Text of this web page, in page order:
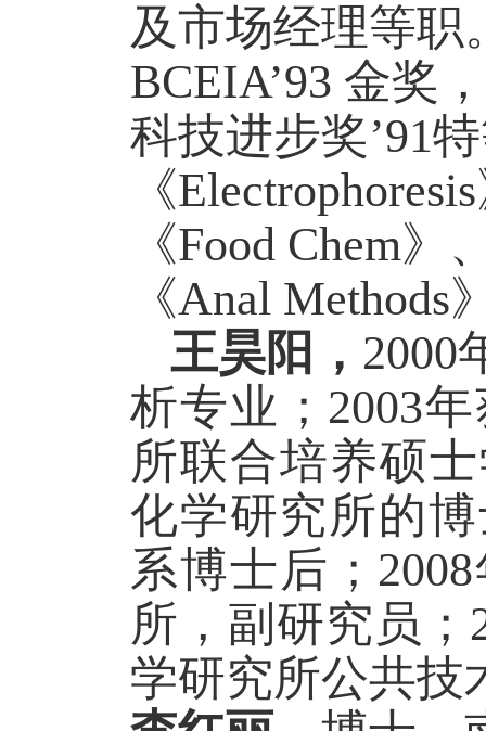
及市场经理等职
BCEIA’93 金奖
科技进步奖’91
《Electrophoresis
《Food Chem》
《Anal Methods
王昊阳， 2000
析专业； 2003年
所联合培养硕
化学研究所的
系博士后； 2008
所，副研究员；
学研究所公共技